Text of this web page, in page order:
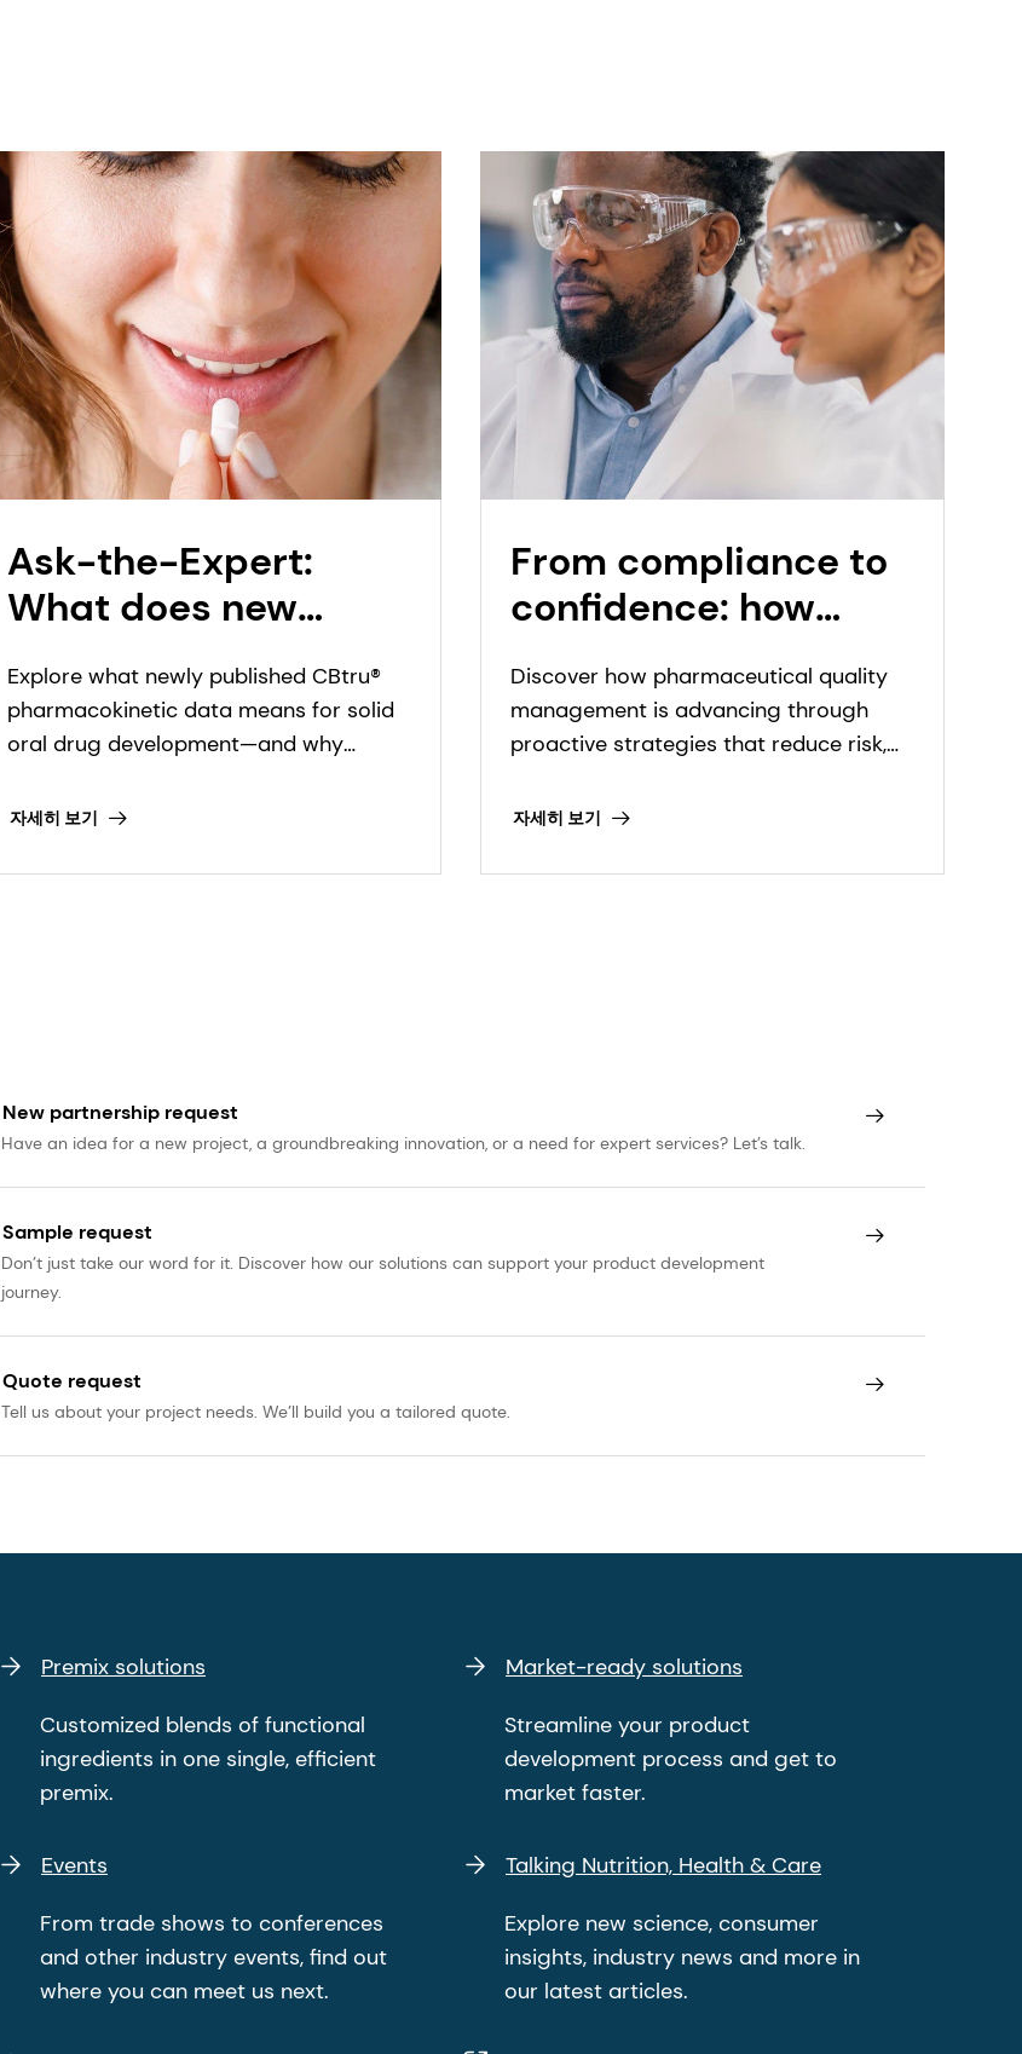
Ask-the-Expert:
What does new
mean for CBtru® and
oral solid drug
Explore what newly published CBtru®
pharmacokinetic data means for solid
oral drug development—and why
innovation.
자세히 보기
From compliance to
confidence: how
quality management
is evolving
Discover how pharmaceutical quality
management is advancing through
proactive strategies that reduce risk,
compliance.
자세히 보기
New partnership request
Have an idea for a new project, a groundbreaking innovation, or a need for expert services? Let’s talk.
Sample request
Don’t just take our word for it. Discover how our solutions can support your product development
journey.
Quote request
Tell us about your project needs. We’ll build you a tailored quote.
Premix solutions
Customized blends of functional
ingredients in one single, efficient
premix.
Market-ready solutions
Streamline your product
development process and get to
market faster.
Events
From trade shows to conferences
and other industry events, find out
where you can meet us next.
Talking Nutrition, Health & Care
Explore new science, consumer
insights, industry news and more in
our latest articles.